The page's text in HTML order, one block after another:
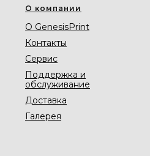
О компании
О GenesisPrint
Контакты
Сервис
Поддержка и
обслуживание
Доставка
Галерея